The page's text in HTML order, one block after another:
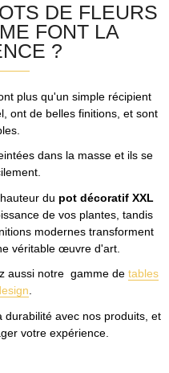
DE FLEURS
FONT LA
?
plus qu'un simple récipient
ont de belles finitions, et sont
dans la masse et ils se
du pot décoratif XXL
de vos plantes, tandis
modernes transforment
véritable œuvre d'art.
aussi notre gamme de tables
.
durabilité avec nos produits, et
votre expérience.